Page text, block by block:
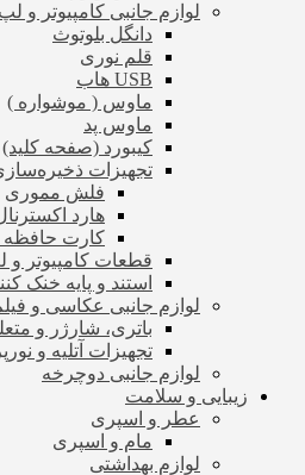
لوازم جانبی کامپیوتر و
دانگل بلوتوث
قلم نوری
USB هاب
ماوس ( موشواره )
ماوس پد
کیبورد (صفحه کلید)
تجهیزات
فلش مموری
هارد
کارت
قطعات کامپیوتر و
استند و پایه خنک
لوازم جانبی عکاسی و
باتری، شارژر و
تجهیزات آتلیه و
لوازم جانبی دوچرخه
زیبایی و سلامت
عطر و اسپری
مام و اسپری
لوازم بهداشتی